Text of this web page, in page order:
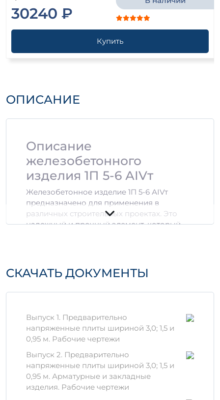
30240 ₽
Купить
ОПИСАНИЕ
Описание
железобетонного
изделия 1П 5-6 АIVт
Железобетонное изделие 1П 5-6 АIVт
предназначено для применения в
различных строительных проектах. Это
надежный и прочный элемент, который
Технические
характеристики
Объем:2,0757 м³
Марка бетона:АIVт
Преимущества 1П 5-6 АIVт
Высокая прочность:Напряженные и
композитные конструкции
обеспечивают отличную устойчивость
к внешним нагрузкам и механическим
СКАЧАТЬ ДОКУМЕНТЫ
Выпуск 1. Предварительно
напряженные плиты шириной 3,0; 1,5 и
0,95 м. Рабочие чертежи
Выпуск 2. Предварительно
напряженные плиты шириной 3,0; 1,5 и
0,95 м. Арматурные и закладные
изделия. Рабочие чертежи